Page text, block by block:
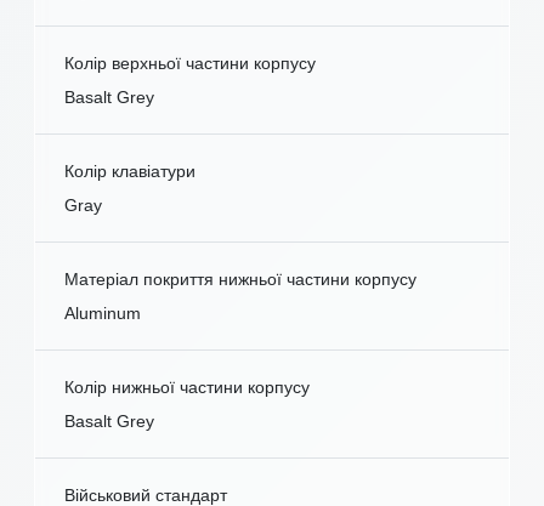
Колір верхньої частини корпусу
Basalt Grey
Колір клавіатури
Gray
Матеріал покриття нижньої частини корпусу
Aluminum
Колір нижньої частини корпусу
Basalt Grey
Військовий стандарт